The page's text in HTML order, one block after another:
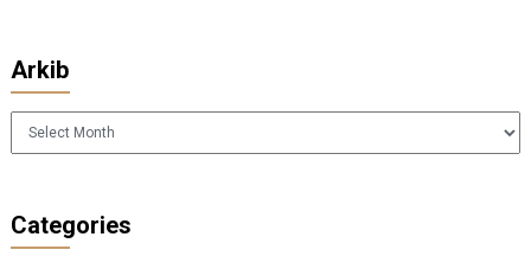
Arkib
Arkib
Categories